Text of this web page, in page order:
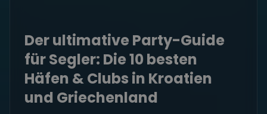
Der ultimative Party-Guide
für Segler: Die 10 besten
Häfen & Clubs in Kroatien
und Griechenland